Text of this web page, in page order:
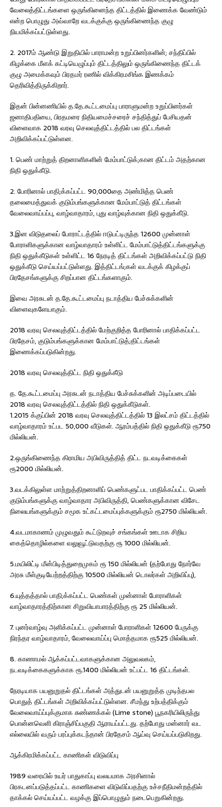
வேலைத்திட்டங்களை ஒருங்கினைந்த திட்டத்தில் இணைக்க வேண்டும்
என்ற பொழுது அவ்வாறே வடக்குக்கு ஒருங்கிணைந்த குழு
நியமிக்கப்பட்டுள்ளது.
2. 2017ம் ஆண்டு இறுதியில் பாராமன்ற உறுப்பினர்களின்; சந்திப்பில்
கிழக்கை மீளக் கட்டியெழுப்பும் திட்டத்திலும் ஒருங்கிணைந்த திட்டக்
குழு அமைக்கவும் பிரதமர் ரணில் விக்கிரமசிங்க இணக்கம்
தெரிவித்திருக்கிறார்.
இதன் பின்னணியில் த.தே.கூட்டமைப்பு பாராளுமன்ற உறுப்பினர்கள்
ஜனாதிபதியை, பிரதமரை நிதியமைச்சரைச் சந்தித்துப் பேசியதன்
விளைவாக 2018 வரவு செலவுத்திட்டத்தில் பல திட்டங்கள்
அறிவிக்கப்பட்டுள்ளன.
1. பெண் மாற்றுத் திறனாளிகளின் மேம்பாட்டுக்;கான திட்டம் அதற்கான
நிதி ஒதுக்கீடு.
2. போரினால் பாதி;க்கப்பட்ட 90,000தை அண்மித்த பெண்
தலைமைத்துவக் குடும்பங்களுக்கான மேம்பாட்டுத் திட்டங்கள்
வேலைவாய்பப்பு, வாழ்வாதாரம், புது வாழ்வுக்கான நிதி ஒதுக்கீடு.
3.இன விடுதலைப் போராட்டத்தில் ஈடுபட்டிருந்த 12600 முன்னாள்
போராளிகளுக்கான வாழ்வாதாரம் உள்ளிட்ட மேம்பாட்டுத்திட்டங்களுக்கு
நிதி ஒதுக்கீடுகள் உள்ளிட்ட 16 நேரடித் திட்டங்கள் அறிவிக்கப்பட்டு நிதி
ஒதுக்கீடு செய்யப்பட்டுள்ளது. இத்திட்டங்;கள் வடக்குக் கிழக்குப்
பிரதேசங்களுக்கு சிறப்பான திட்டங்களாகும்.
இவை அரசுடன் த.தே.கூட்டமைப்பு நடாத்திய பேச்சுக்களின்
விளைவுகளேயாகும்.
2018 வரவு செலவுத்திட்டத்தில் மேற்குறித்த போரினால் பாதிக்கப்பட்ட
பிரதேசம், குடும்பங்களுக்கான மேம்பாட்டுத்;திட்டங்கள்
இணைக்கப்படுகின்றது.
2018 வரவு செலவுத்திட்ட நிதி ஒதுக்கீடு
த. தே.கூட்டமைப்பு அரசுடன் நடாத்திய பேச்சுக்களின் அடிப்படையில்
2018 வரவு செலவுத்திட்டத்தில் நிதி ஒதுக்கீடுகள்.
1.2015 க்குப்பின் 2018 வரவு செலவுத்திட்டத்தில் 13 இலட்சம் திட்டத்தில்
வாழ்வாதாரம் உட்பட 50,000 வீடுகள். ஆரம்பத்தில் நிதி ஒதுக்கீடு ரூ750
மில்லியன்.
2.ஒருங்கிணைந்த கிராமிய அபிவிருத்தித் திட்ட நடவடிக்கைகள்
ரூ2000 மில்லியன்.
3.வடக்கிலுள்ள மாற்றுத்திறனாளிப் பெண்களுட்பட பாதிக்கப்பட்ட பெண்
குடும்பங்களுக்கு வாழ்வாதார அபிவிருத்தி, பெண்களுக்கான விசேட
நிலையங்களுக்கும் சமூக உட்கட்டமைப்புக்களுக்கும் ரூ2750 மில்லியன்.
4.வடமாகாணம் முழுவதும் கூட்டுறவுச் சங்கங்கள் ஊடாக சிறிய
கைத்தொழில்களை வலுவூட்டுவதற்கு ரூ 1000 மில்லியன்.
5.மயிலிட்டி மீன்பிடித்துறைமுகம் ரூ 150 மில்லியன் (தற்போது நோர்வே
அரசு மீள்குடியேற்றத்திற்கு 10500 மில்லியன் டொலர்கள் அறிவிப்பு),
6.யுத்தத்தால் பாதி;க்கப்பட்ட பெண்கள் முன்னாள் போராளிகள்
வாழ்வாதாரத்திற்கான சிறுவியாபாரத்திற்கு ரூ 25 மில்லியன்.
7. புனர்வாழ்வு அளிக்கப்பட்ட முன்னாள் போராளிகள் 12600 பேருக்கு
நிரந்தர வாழ்வாதாரம், வேலைவாய்ப்பு மொத்தமாக ரூ525 மில்லியன்.
8. காணாமல் ஆக்கப்பட்டவாகளுக்கான அலுவலகம்,
நடவடிக்கைகளுக்காக ரூ.1400 மில்லியன் உட்பட்ட 16 திட்டங்கள்.
நேரடியாக பயனுறுதல் திட்டங்கள் அத்துடன் பயனுறுத்த முடிந்தபல
பொதுத் திட்டங்கள் அறிவிக்கப்பட்டுள்ளன. சீமந்து உற்பத்திக்கும்
வேலைவாய்ப்புக்குமாக சுண்ணக்கல் (Lime stone) பூநகரியிலிருந்து
பொன்னவெளி கிராஞ்சிப்பகுதி ஆராயப்பட்டது. தற்போது மன்னார் வட
எல்லையில் வரும் பரப்புக்கடந்தான் பிரதேசம் ஆய்வு செய்யப்படுகிறது.
ஆக்கிரமிக்கப்பட்ட காணிகள் விடுவிப்பு
1989 வரையில் உயர் பாதுகாப்பு வலயமாக அரசினால்
பிரகடனப்படுத்தப்பட்ட காணிகளை விடுவிப்பதற்கு உச்சநீதிமன்றத்தில்
தாக்கல் செய்யப்பட்ட வழக்கு இப்பொழுதும் நடைபெறுகின்றது.